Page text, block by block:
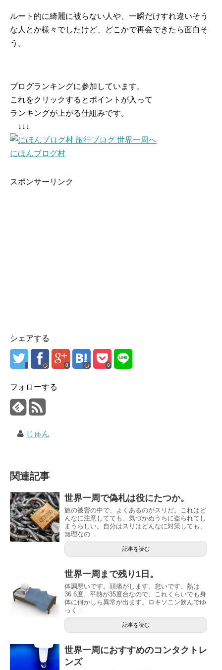
ルート的に綺麗に被らない人や、一瞬だけすれ違いそう
な人とか様々でしたけど、どこかで再会できたら面白そ
う。
ブログランキングに参加しています。
これをクリックするとポイントが入って
ランキングが上がる仕組みです。
↓↓↓
にほんブログ村
スポンサーリンク
シェアする
0 0
フォローする
じゅん
関連記事
世界一周で偽札は役にたつか。
旅の被害の中で、よくあるのがスリだ。これはど
んなに注意してても、気づかぬうちに盗られてし
まうらしい。自分はスリはどんなに対策しても、
無理なの...
記事を読む
世界一周まで残り1日。
体調悪いです。頭痛がします。怠いです。熱は
36.6度。平熱が35度台なので、これくらいでも身
体に何かしら異常が出ます。ロキソニン飲んでゆ
っく...
記事を読む
世界一周におすすめのコンタクトレ
ンズ